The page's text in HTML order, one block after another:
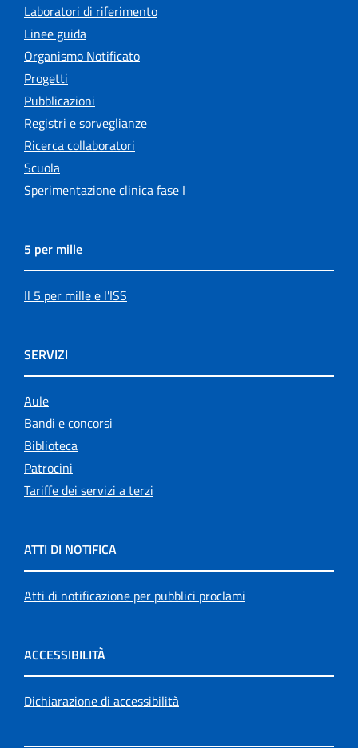
Laboratori di riferimento
Linee guida
Organismo Notificato
Progetti
Pubblicazioni
Registri e sorveglianze
Ricerca collaboratori
Scuola
Sperimentazione clinica fase I
5 per mille
Il 5 per mille e l'ISS
SERVIZI
Aule
Bandi e concorsi
Biblioteca
Patrocini
Tariffe dei servizi a terzi
ATTI DI NOTIFICA
Atti di notificazione per pubblici proclami
ACCESSIBILITÀ
Dichiarazione di accessibilità